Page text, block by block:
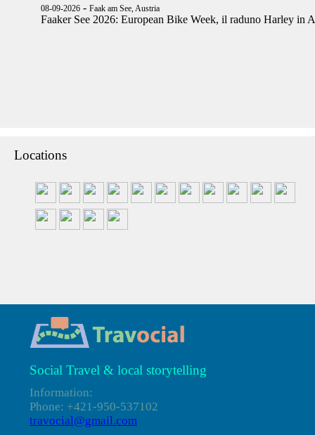
08-09-2026 - Faak am See, Austria
Faaker See 2026: European Bike Week, il raduno Harley in
Locations
Social Travel & local storytelling
Information:
Phone: +421-950-537102
travocial@gmail.com